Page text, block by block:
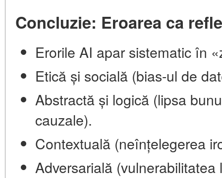
Concluzie: Eroarea ca
Erorile AI apar sistematic în
Etică și socială (bias-ul de
Abstractă și logică (lipsa
cauzale).
Contextuală (neînțelegerea
Adversarială